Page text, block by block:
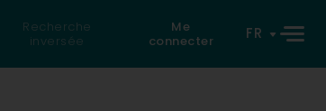
Recherche
inversée
Me
connecter
FR